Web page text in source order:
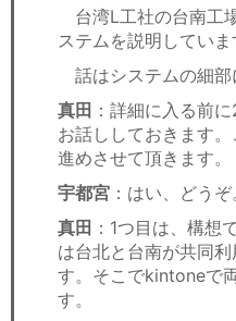
台湾L工社の台南工
ステムを説明していま
話はシステムの細部
真田 ：詳細に入る前
お話ししておきます
進めさせて頂きます。
宇都宮 ：はい、どうぞ
真田 ：1つ目は、構想
は台北と台南が共同
す。そこでkintoneで
す。